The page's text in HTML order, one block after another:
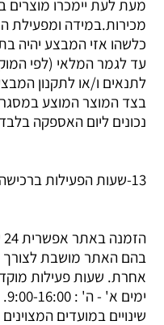
מעת לעת יימכרו
מכירות.במידה ומפעילת
כלשהו אזי המבצע יהיה
עד לגמר המלאי (לפי
לתנאים ו/או לתקנון
בצד המוצר המוצע
נכונים ליום האספקה
13-שעות הפעילות ברכישה באתר
בהם האתר מושבת לצורך
אחרת. שעות פעילות
שינויים במועדים